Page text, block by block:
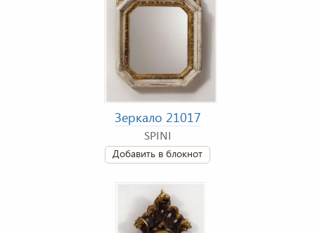
Зеркало 21017
SPINI
Добавить в блокнот